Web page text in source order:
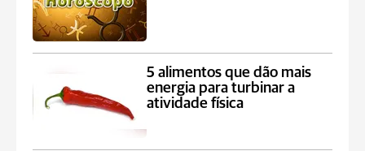
5 alimentos que dão mais
energia para turbinar a
atividade física